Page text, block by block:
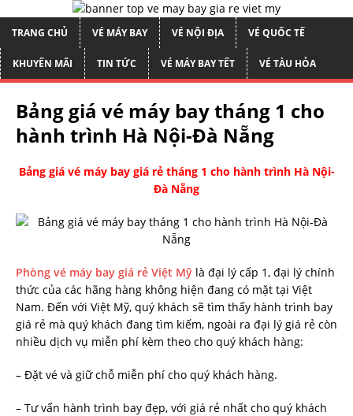
TRANG CHỦ VÉ MÁY BAY VÉ NỘI ĐỊA VÉ QUỐC TẾ
KHUYẾN MÃI TIN TỨC VÉ MÁY BAY TẾT VÉ TÀU HỎA
Bảng giá vé máy bay tháng 1 cho
hành trình Hà Nội-Đà Nẵng
Bảng giá vé máy bay giá rẻ tháng 1 cho hành trình Hà Nội-
Đà Nẵng
Phòng vé máy bay giá rẻ Việt Mỹ là đại lý cấp 1, đại lý chính
thức của các hãng hàng không hiện đang có mặt tại Việt
Nam. Đến với Việt Mỹ, quý khách sẽ tìm thấy hành trình bay
giá rẻ mà quý khách đang tìm kiếm, ngoài ra đại lý giá rẻ còn
nhiều dịch vụ miễn phí kèm theo cho quý khách hàng:
– Đặt vé và giữ chỗ miễn phí cho quý khách hàng.
– Tư vấn hành trình bay đẹp, với giá rẻ nhất cho quý khách